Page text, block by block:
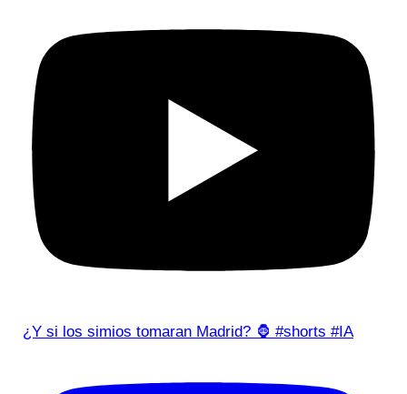
¿Y si los simios tomaran Madrid? 🦍 #shorts #IA